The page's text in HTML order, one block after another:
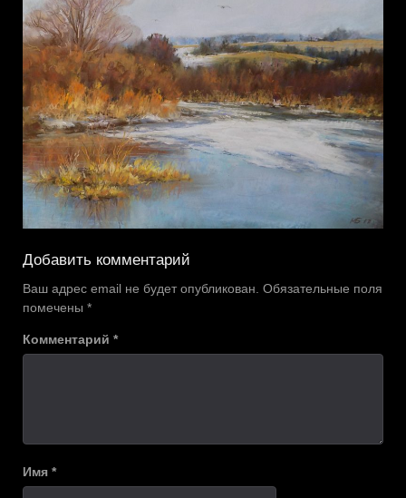
Добавить комментарий
Ваш адрес email не будет опубликован. Обязательные поля
помечены *
Комментарий *
Имя *